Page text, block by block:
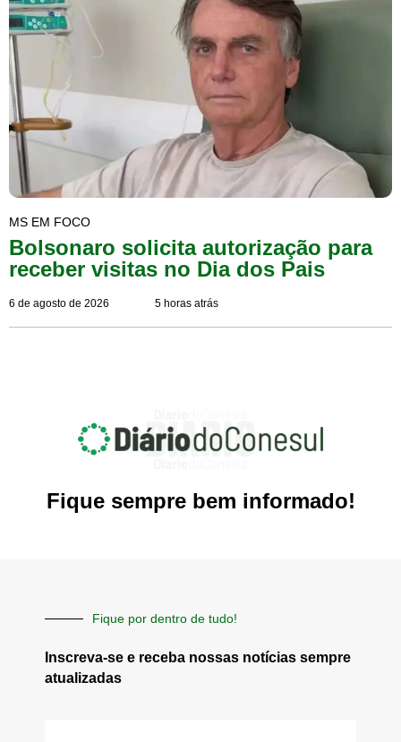
MS EM FOCO
Bolsonaro solicita autorização para
receber visitas no Dia dos Pais
6 de agosto de 2026 5 horas atrás
Fique sempre bem informado!
Fique por dentro de tudo!
Inscreva-se e receba nossas notícias sempre
atualizadas